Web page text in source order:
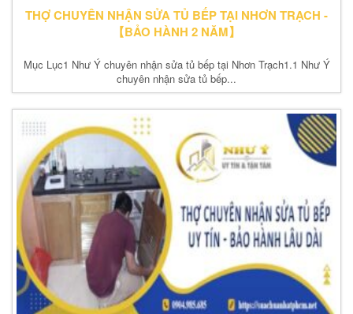
THỢ CHUYÊN NHẬN SỬA TỦ BẾP TẠI NHƠN TRẠCH -
【BẢO HÀNH 2 NĂM】
Mục Lục1 Như Ý chuyên nhận sửa tủ bếp tại Nhơn Trạch1.1 Như Ý
chuyên nhận sửa tủ bếp...